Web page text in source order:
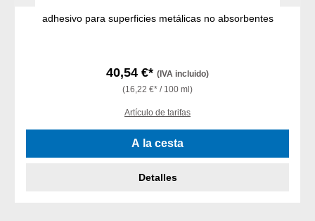
adhesivo para superficies metálicas no absorbentes
40,54 €* (IVA incluido)
(16,22 €* / 100 ml)
Artículo de tarifas
A la cesta
Detalles